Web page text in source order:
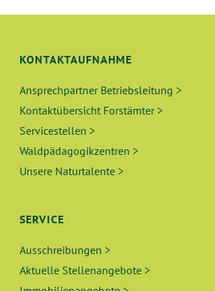
KONTAKTAUFNAHME
Ansprechpartner Betriebsleitung >
Kontaktübersicht Forstämter >
Servicestellen >
Waldpädagogikzentren >
Unsere Naturtalente >
SERVICE
Ausschreibungen >
Aktuelle Stellenangebote >